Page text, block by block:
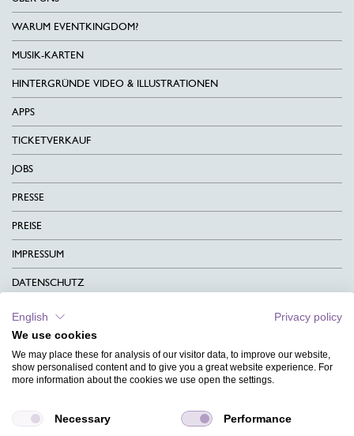
WARUM EVENTKINGDOM?
MUSIK-KARTEN
HINTERGRÜNDE VIDEO & ILLUSTRATIONEN
APPS
TICKETVERKAUF
JOBS
PRESSE
PREISE
IMPRESSUM
DATENSCHUTZ
KONTAKT
AGB
CHARITY
MAGAZIN
English
Privacy policy
We use cookies
We may place these for analysis of our visitor data, to improve our website,
show personalised content and to give you a great website experience. For
more information about the cookies we use open the settings.
Necessary Performance